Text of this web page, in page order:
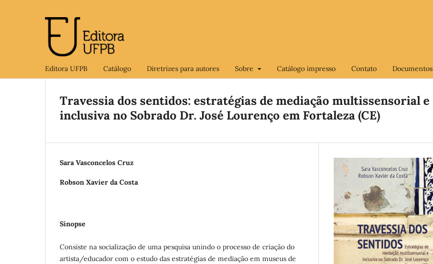
Editora UFPB Catálogo Diretrizes para autores Sobre Catálogo impresso Contato Documentos
Travessia dos sentidos: estratégias de mediação multissensorial e
inclusiva no Sobrado Dr. José Lourenço em Fortaleza (CE)
Sara Vasconcelos Cruz
Robson Xavier da Costa
Sinopse
Consiste na socialização de uma pesquisa unindo o processo de criação do
artista/educador com o estudo das estratégias de mediação em museus de